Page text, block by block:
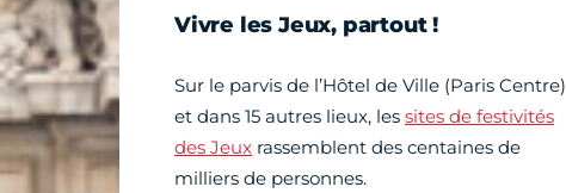
Vivre les Jeux, partout !
Sur le parvis de l’Hôtel de Ville (Paris Centre)
et dans 15 autres lieux, les sites de festivités
des Jeux rassemblent des centaines de
milliers de personnes.